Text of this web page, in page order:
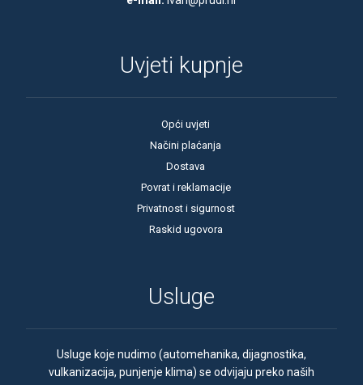
Uvjeti kupnje
Opći uvjeti
Načini plaćanja
Dostava
Povrat i reklamacije
Privatnost i sigurnost
Raskid ugovora
Usluge
Usluge koje nudimo (automehanika, dijagnostika,
vulkanizacija, punjenje klima) se odvijaju preko naših